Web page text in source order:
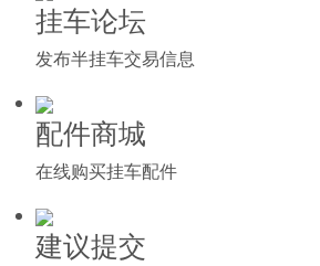
挂车论坛
发布半挂车交易信息
配件商城
在线购买挂车配件
建议提交